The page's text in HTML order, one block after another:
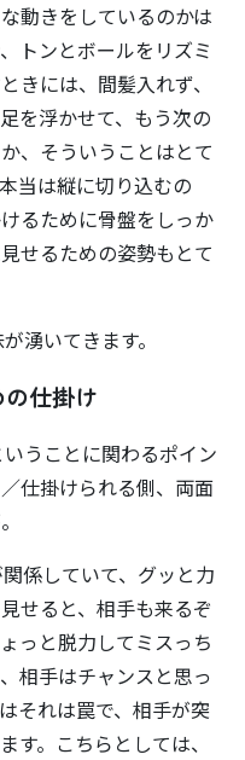
動きをしているのかは
トンとボールをリズミ
きには、間髪入れず、
を浮かせて、もう次の
、そういうことはとて
当は縦に切り込むの
るために骨盤をしっか
せるための姿勢もとて
湧いてきます。
仕掛け
うことに関わるポイン
仕掛けられる側、両面
係していて、グッと力
せると、相手も来るぞ
っと脱力してミスっち
相手はチャンスと思っ
それは罠で、相手が突
す。こちらとしては、